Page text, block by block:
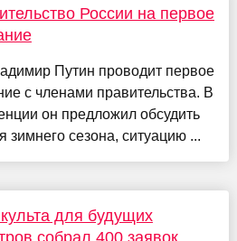
России на первое
Путин проводит первое
с членами правительства. В
он предложил обсудить
сезона, ситуацию ...
для будущих